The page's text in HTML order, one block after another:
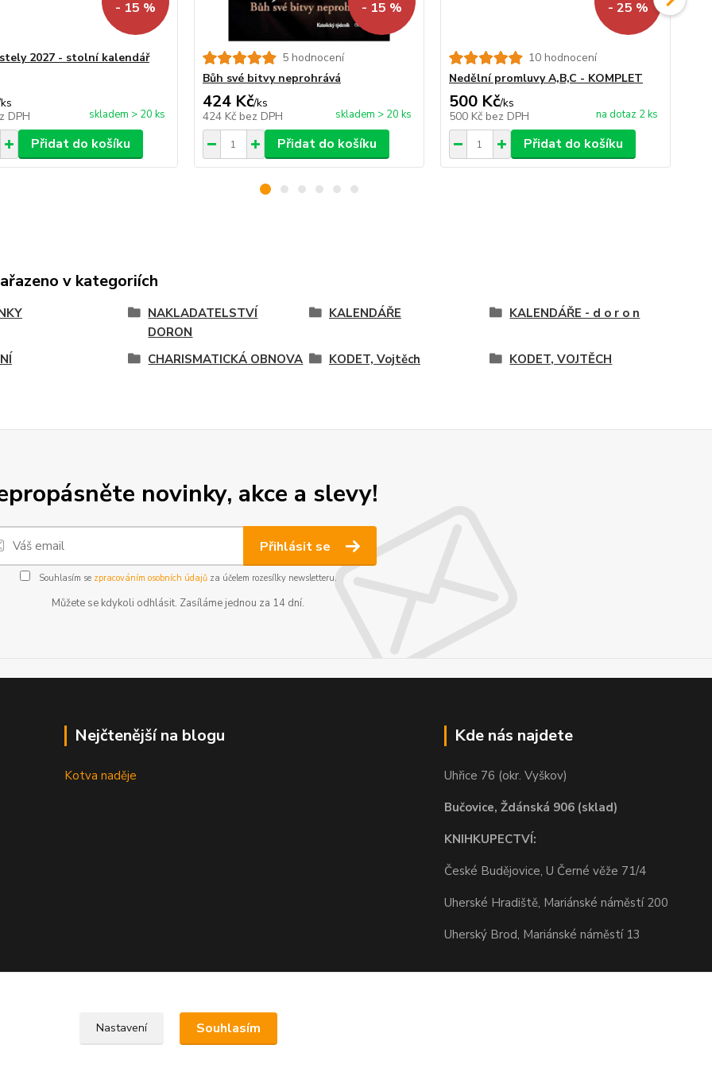
- 15 %
2027 - stolní kalendář
ks
DPH skladem > 20 ks
Přidat do košíku
- 15 %
5 hodnocení
Bůh své bitvy neprohrává
424 Kč/ks
424 Kč bez DPH skladem > 20 ks
Přidat do košíku
- 25 %
10 hodnocení
Nedělní promluvy A,B,C - KOMPLET
500 Kč/ks
500 Kč bez DPH na dotaz 2 ks
Přidat do košíku
v kategoriích
NAKLADATELSTVÍ
DORON
KALENDÁŘE KALENDÁŘE - d o r o n
CHARISMATICKÁ OBNOVA KODET, Vojtěch KODET, VOJTĚCH
novinky, akce a slevy!
Přihlásit se
Souhlasím se zpracováním osobních údajůza účelem rozesílky newsletteru.
Můžete se kdykoli odhlásit. Zasíláme jednou za 14 dní.
Nejčtenější na blogu
Kotva naděje
Kde nás najdete
Uhřice 76 (okr. Vyškov)
Bučovice, Ždánská 906 (sklad)
KNIHKUPECTVÍ:
České Budějovice, U Černé věže 71/4
Uherské Hradiště, Mariánské náměstí 200
Uherský Brod, Mariánské náměstí 13
Nastavení Souhlasím